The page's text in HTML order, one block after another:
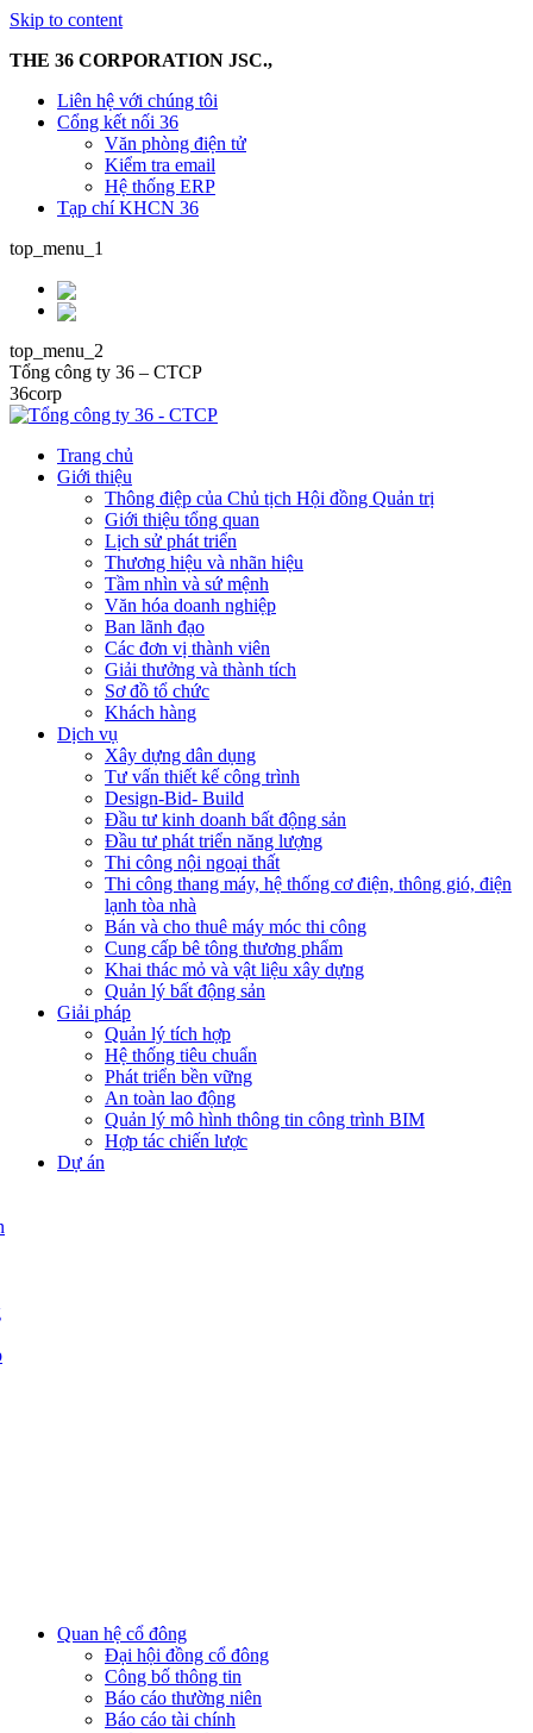
Skip to content
THE 36 CORPORATION JSC.,
Liên hệ với chúng tôi
Cổng kết nối 36
Văn phòng điện tử
Kiểm tra email
Hệ thống ERP
Tạp chí KHCN 36
top_menu_1
top_menu_2
Tổng công ty 36 – CTCP
36corp
Trang chủ
Giới thiệu
Thông điệp của Chủ tịch Hội đồng Quản trị
Giới thiệu tổng quan
Lịch sử phát triển
Thương hiệu và nhãn hiệu
Tầm nhìn và sứ mệnh
Văn hóa doanh nghiệp
Ban lãnh đạo
Các đơn vị thành viên
Giải thưởng và thành tích
Sơ đồ tổ chức
Khách hàng
Dịch vụ
Xây dựng dân dụng
Tư vấn thiết kế công trình
Design-Bid- Build
Đầu tư kinh doanh bất động sản
Đầu tư phát triển năng lượng
Thi công nội ngoại thất
Thi công thang máy, hệ thống cơ điện, thông gió, điện
lạnh tòa nhà
Bán và cho thuê máy móc thi công
Cung cấp bê tông thương phẩm
Khai thác mỏ và vật liệu xây dựng
Quản lý bất động sản
Giải pháp
Quản lý tích hợp
Hệ thống tiêu chuẩn
Phát triển bền vững
An toàn lao động
Quản lý mô hình thông tin công trình BIM
Hợp tác chiến lược
Dự án
Quan hệ cổ đông
Đại hội đồng cổ đông
Công bố thông tin
Báo cáo thường niên
Báo cáo tài chính